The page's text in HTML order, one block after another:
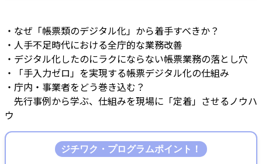
・なぜ「帳票類のデジタル化」から着手すべきか？
・人手不足時代における全庁的な業務改善
・デジタル化したのにラクにならない帳票業務の落とし穴
・「手入力ゼロ」を実現する帳票デジタル化の仕組み
・庁内・事業者をどう巻き込む？
先行事例から学ぶ、仕組みを現場に「定着」させるノウハ
ウ
ジチワク・プログラムポイント！